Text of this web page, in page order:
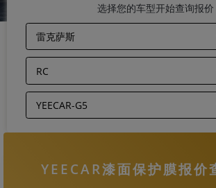
选择您的车型开始查询报价
YEECAR漆面保护膜报价